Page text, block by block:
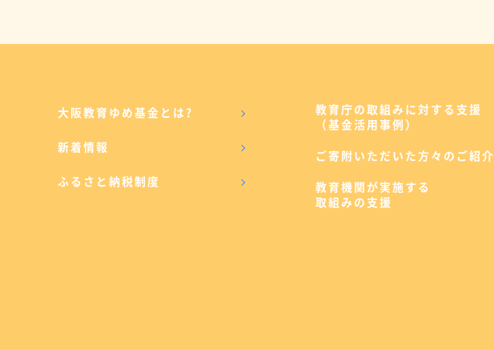
大阪教育ゆめ基金とは?
新着情報
ふるさと納税制度
教育庁の取組みに対する支援
（基金活用事例）
ご寄附いただいた方々のご紹介
教育機関が実施する
取組みの支援